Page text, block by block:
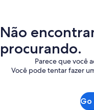
Não
procurando.
Parece que você
Você pode tentar fazer
Go